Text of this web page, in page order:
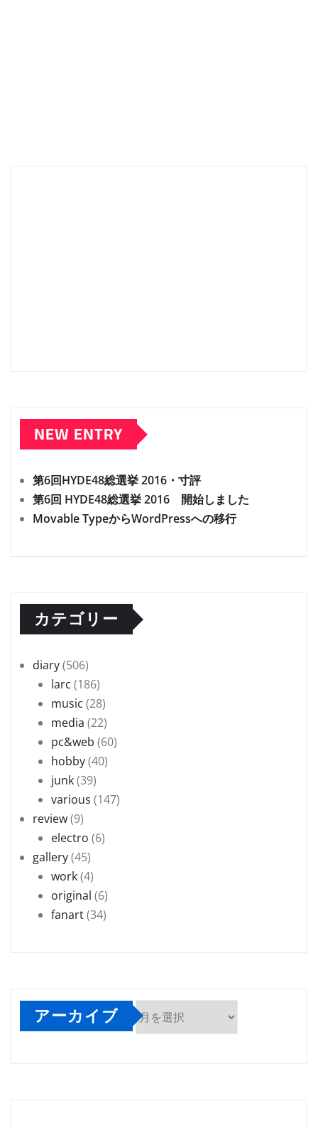
NEW ENTRY
第6回HYDE48総選挙 2016・寸評
第6回 HYDE48総選挙 2016 開始しました
Movable TypeからWordPressへの移行
カテゴリー
diary(506)
larc (186)
music (28)
media (22)
pc&web (60)
hobby(40)
junk(39)
various (147)
review(9)
electro (6)
gallery(45)
work(4)
original (6)
fanart(34)
アーカイブ